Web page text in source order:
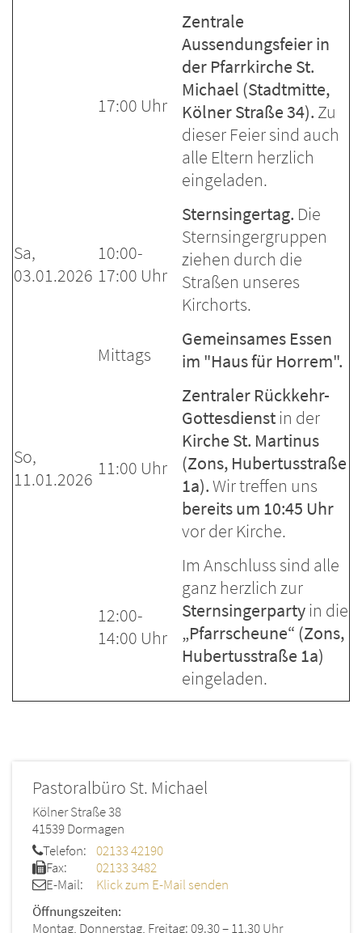
17:00 Uhr
Zentrale
Aussendungsfeier in
der Pfarrkirche St.
Michael (Stadtmitte,
Kölner Straße 34). Zu
dieser Feier sind auch
alle Eltern herzlich
eingeladen.
Sa,
03.01.2026
10:00-
17:00 Uhr
Sternsingertag. Die
Sternsingergruppen
ziehen durch die
Straßen unseres
Kirchorts.
Mittags
Gemeinsames Essen
im "Haus für Horrem".
So,
11.01.2026
11:00 Uhr
Zentraler Rückkehr-
Gottesdienstin der
Kirche St. Martinus
(Zons, Hubertusstraße
1a).Wir treffen uns
bereits um 10:45 Uhr
vor der Kirche.
12:00-
14:00 Uhr
Im Anschluss sind alle
ganz herzlich zur
Sternsingerpartyin die
„Pfarrscheune“ (Zons,
Hubertusstraße 1a)
eingeladen.
Pastoralbüro St. Michael
Kölner Straße 38
41539Dormagen
Telefon: 02133 42190
Fax:
02133 3482
E-Mail:
Klick zum E-Mail senden
Öffnungszeiten:
Montag, Donnerstag, Freitag: 09.30 – 11.30 Uhr